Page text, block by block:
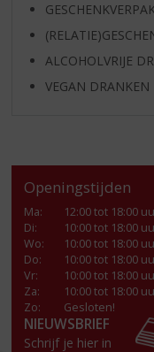
ALCOHOLVRIJE
VEGAN DRANKEN
Openingstijden
Ma:
12:00 tot 18:00
Di:
10:00 tot 18:00
Wo:
10:00 tot 18:00
Do:
10:00 tot 18:00
Vr:
10:00 tot 18:00
Za:
10:00 tot 18:00
Zo:
Gesloten!
NIEUWSBRIEF
Schrijf je hier in